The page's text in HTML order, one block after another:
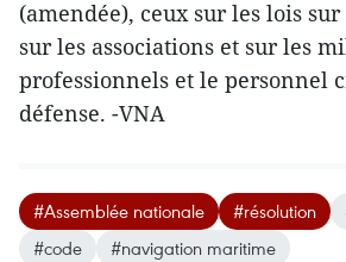
(amendée), ceux sur les lois
sur les associations et sur les
professionnels et le personnel
défense. -VNA
#Assemblée nationale #résolution
#code
#navigation maritime